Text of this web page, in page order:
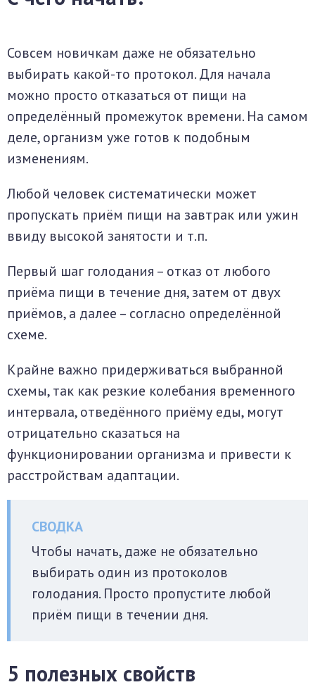
Совсем новичкам даже не обязательно
выбирать какой-то протокол. Для начала
можно просто отказаться от пищи на
определённый промежуток времени. На самом
деле, организм уже готов к подобным
изменениям.
Любой человек систематически может
пропускать приём пищи на завтрак или ужин
ввиду высокой занятости и т.п.
Первый шаг голодания – отказ от любого
приёма пищи в течение дня, затем от двух
приёмов, а далее – согласно определённой
схеме.
Крайне важно придерживаться выбранной
схемы, так как резкие колебания временного
интервала, отведённого приёму еды, могут
отрицательно сказаться на
функционировании организма и привести к
расстройствам адаптации.
Чтобы начать, даже не обязательно
выбирать один из протоколов
голодания. Просто пропустите любой
приём пищи в течении дня.
5 полезных свойств